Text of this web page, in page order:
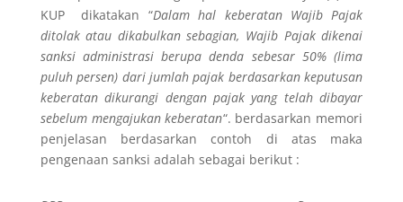
KUP dikatakan “Dalam hal keberatan Wajib Pajak
ditolak atau dikabulkan sebagian, Wajib Pajak dikenai
sanksi administrasi berupa denda sebesar 50% (lima
puluh persen) dari jumlah pajak berdasarkan keputusan
keberatan dikurangi dengan pajak yang telah dibayar
sebelum mengajukan keberatan“. berdasarkan memori
penjelasan berdasarkan contoh di atas maka
pengenaan sanksi adalah sebagai berikut :